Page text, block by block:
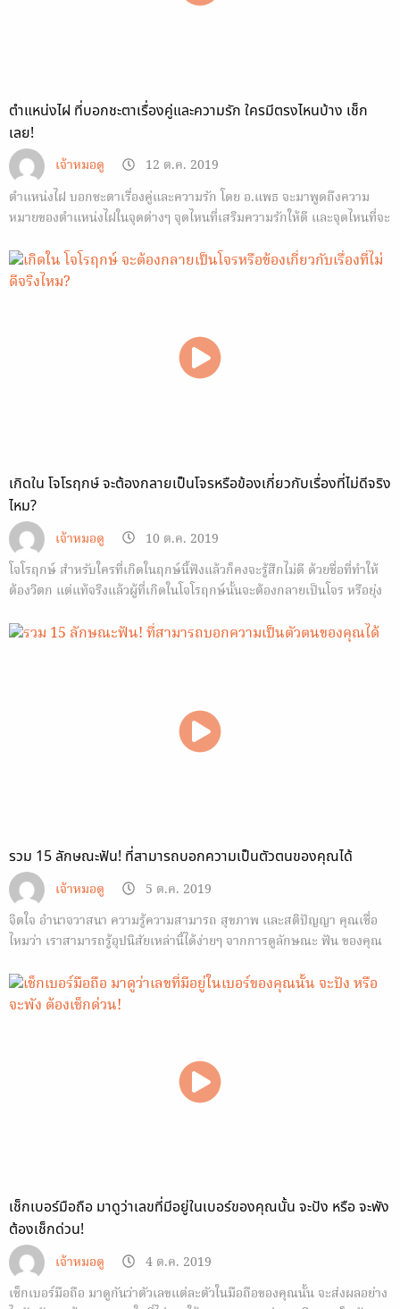
ตำแหน่งไฝ ที่บอกชะตาเรื่องคู่และความรัก ใครมีตรงไหนบ้าง เช็ก
เลย!
เจ้าหมอดู
12 ต.ค. 2019
ตำแหน่งไฝ บอกชะตาเรื่องคู่และความรัก โดย อ.แพธ จะมาพูดถึงความ
หมายของตำแหน่งไฝในจุดต่างๆ จุดไหนที่เสริมความรักให้ดี และจุดไหนที่จะ
เกิดใน โจโรฤกษ์ จะต้องกลายเป็นโจรหรือข้องเกี่ยวกับเรื่องที่ไม่ดีจริง
ไหม?
เจ้าหมอดู
10 ต.ค. 2019
โจโรฤกษ์ สำหรับใครที่เกิดในฤกษ์นี้ฟังแล้วก็คงจะรู้สึกไม่ดี ด้วยชื่อที่ทำให้
ต้องวิตก แต่แท้จริงแล้วผู้ที่เกิดในโจโรฤกษ์นั้นจะต้องกลายเป็นโจร หรือยุ่ง
รวม 15 ลักษณะฟัน! ที่สามารถบอกความเป็นตัวตนของคุณได้
เจ้าหมอดู
5 ต.ค. 2019
จิตใจ อำนาจวาสนา ความรู้ความสามารถ สุขภาพ และสติปัญญา คุณเชื่อ
ไหมว่า เราสามารถรู้อุปนิสัยเหล่านี้ได้ง่ายๆ จากการดูลักษณะ ฟัน ของคุณ
เช็กเบอร์มือถือ มาดูว่าเลขที่มีอยู่ในเบอร์ของคุณนั้น จะปัง หรือ จะพัง
ต้องเช็กด่วน!
เจ้าหมอดู
4 ต.ค. 2019
เช็กเบอร์มือถือ มาดูกันว่าตัวเลขแต่ละตัวในมือถือของคุณนั้น จะส่งผลอย่าง